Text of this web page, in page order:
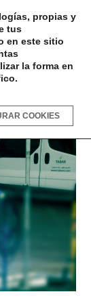
propias y
tus
en este sitio
la forma en
COOKIES